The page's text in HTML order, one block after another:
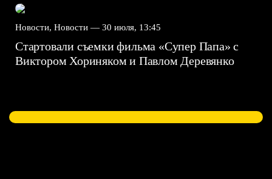
Новости, Новости — 30 июля, 13:45
Стартовали съемки фильма «Супер Папа» с
Виктором Хориняком и Павлом Деревянко